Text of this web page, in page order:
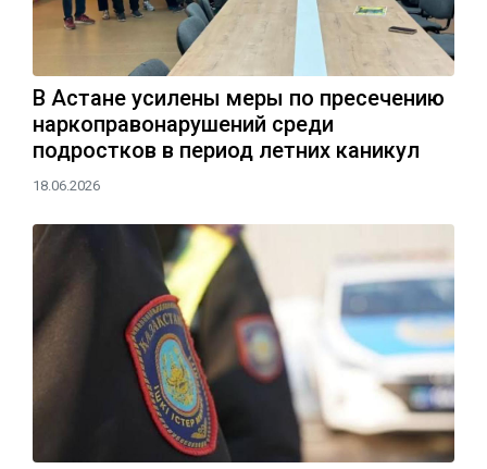
В Астане усилены меры по пресечению
наркоправонарушений среди
подростков в период летних каникул
18.06.2026